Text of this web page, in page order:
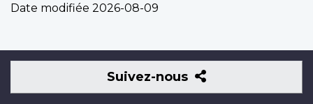
Date modifiée 2026-08-09
Suivez-nous
Suivez-
nous